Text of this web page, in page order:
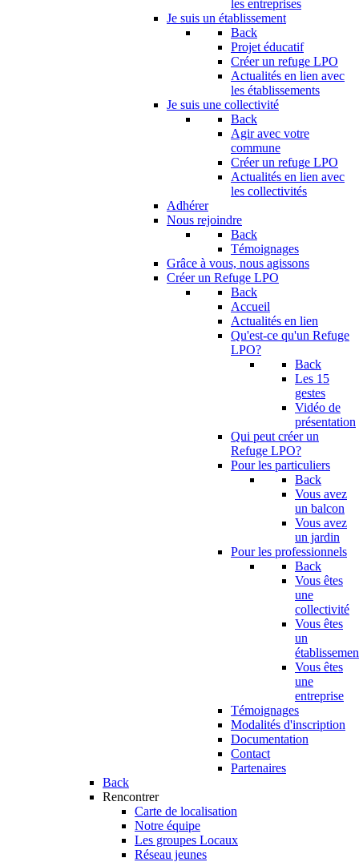
les entreprises
Je suis un établissement
Back
Projet éducatif
Créer un refuge LPO
Actualités en lien avec
les établissements
Je suis une collectivité
Back
Agir avec votre
commune
Créer un refuge LPO
Actualités en lien avec
les collectivités
Adhérer
Nous rejoindre
Back
Témoignages
Grâce à vous, nous agissons
Créer un Refuge LPO
Back
Accueil
Actualités en lien
Qu'est-ce qu'un Refuge
LPO?
Back
Les 15
gestes
Vidéo de
présentation
Qui peut créer un
Refuge LPO?
Pour les particuliers
Back
Vous avez
un balcon
Vous avez
un jardin
Pour les professionnels
Back
Vous êtes
une
collectivité
Vous êtes
un
Vous êtes
une
entreprise
Témoignages
Modalités d'inscription
Documentation
Contact
Partenaires
Back
Rencontrer
Carte de localisation
Notre équipe
Les groupes Locaux
Réseau jeunes